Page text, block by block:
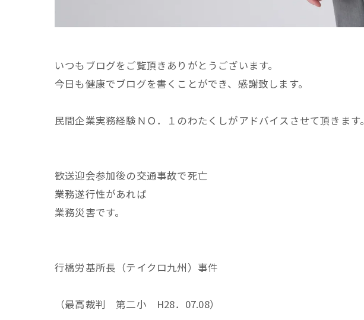
いつもブログをご覧頂きありがとうございます。
今日も健康でブログを書くことができ、感謝致します。
民間企業実務経験ＮＯ．１のわたくしがアドバイスさせて頂きます。
歓送迎会参加後の交通事故で死亡
業務遂行性があれば
業務災害です。
行橋労基所長（テイクロ九州）事件
（最高裁判 第二小 H28．07.08）